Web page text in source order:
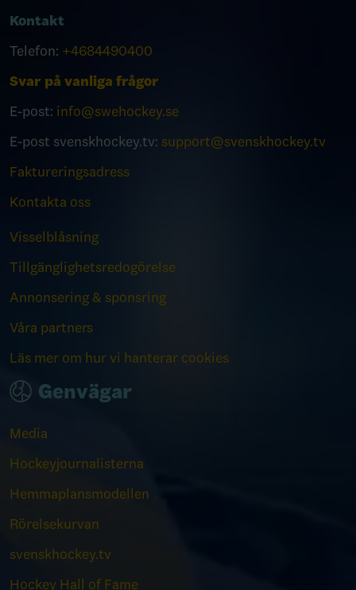
Kontakt
Telefon: +4684490400
Svar på vanliga frågor
E-post: info@swehockey.se
E-post svenskhockey.tv: support@svenskhockey.tv
Faktureringsadress
Kontakta oss
Visselblåsning
Tillgänglighetsredogörelse
Annonsering & sponsring
Våra partners
Läs mer om hur vi hanterar cookies
Genvägar
Media
Hockeyjournalisterna
Hemmaplansmodellen
Rörelsekurvan
svenskhockey.tv
Hockey Hall of Fame